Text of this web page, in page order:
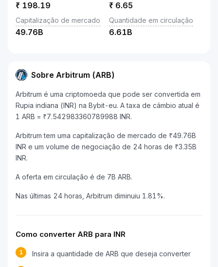
₹ 198.19 ₹ 6.65
Capitalização de mercado
49.76B
Quantidade em circulação
6.61B
Sobre Arbitrum (ARB)
Arbitrum é uma criptomoeda que pode ser convertida em
Rupia indiana (INR) na Bybit-eu. A taxa de câmbio atual é
1 ARB = ₹7.542983360789988 INR.
Arbitrum tem uma capitalização de mercado de ₹49.76B
INR e um volume de negociação de 24 horas de ₹3.35B
INR.
A oferta em circulação é de 7B ARB.
Nas últimas 24 horas, Arbitrum diminuiu 1.81%.
Como converter ARB para INR
1 Insira a quantidade de ARB que deseja converter